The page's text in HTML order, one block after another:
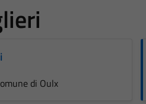
di Oulx